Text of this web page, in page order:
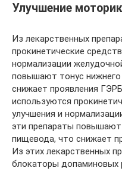
Улучшение
Из лекарственных
прокинетические
нормализации
повышают тонус
снижает проявления
используются
улучшения и
эти препараты
пищевода, что снижает
Из этих лекарственных
блокаторы допаминовых